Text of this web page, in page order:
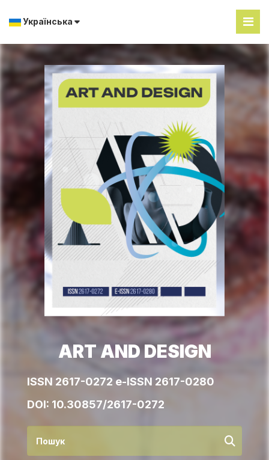
Українська
ART AND DESIGN
ISSN 2617-0272 e-ISSN 2617-0280
DOI: 10.30857/2617-0272